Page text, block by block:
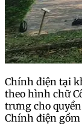
Chính điện tại
theo hình chữ
trưng cho
Chính điện